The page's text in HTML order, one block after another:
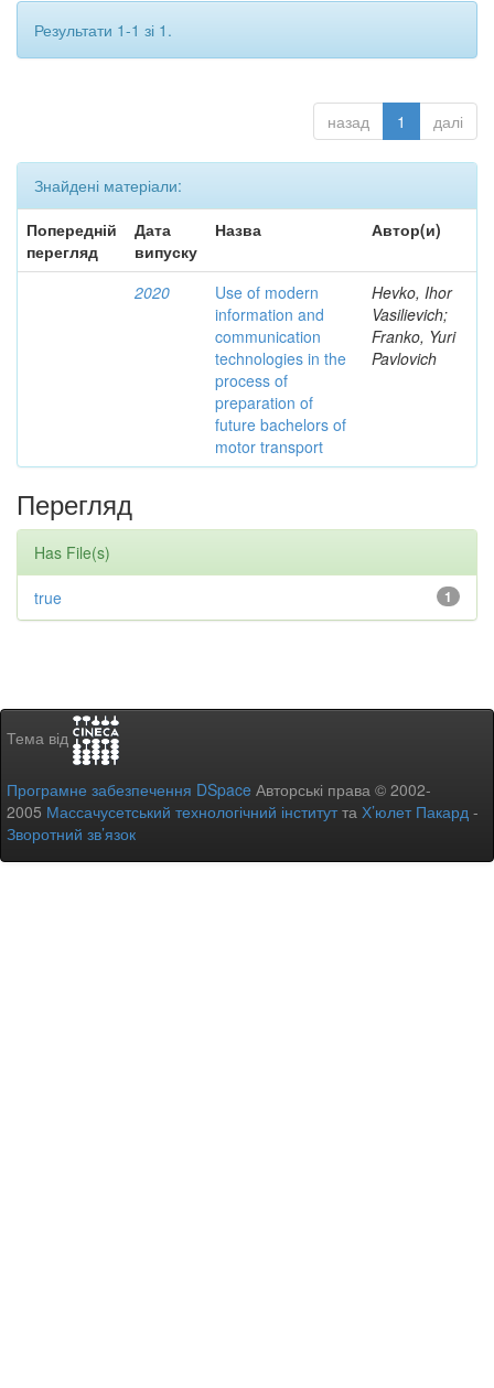
Результати 1-1 зі 1.
назад 1 далі
Знайдені матеріали:
Попередній
перегляд
Дата
випуску
Назва Автор(и)
2020
Use of modern
information and
communication
technologies in the
process of
preparation of
future bachelors of
motor transport
Hevko, Ihor
Vasilievich;
Franko, Yuri
Pavlovich
Перегляд
Has File(s)
1
true
Тема від
Програмне забезпечення DSpace Авторські права © 2002-
2005 Массачусетський технологічний інститутта Х’юлет Пакард -
Зворотний зв’язок